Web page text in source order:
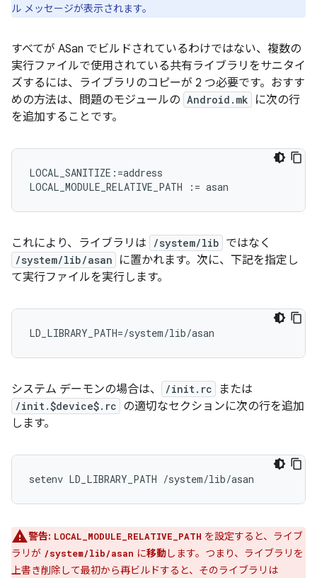
ル メッセージが表示されます。
すべてが ASan でビルドされているわけではない、複数の
実行ファイルで使用されている共有ライブラリをサニタイ
ズするには、ライブラリのコピーが 2 つ必要です。おすす
めの方法は、問題のモジュールの Android.mk
に次の行
を追加することです。
LOCAL_SANITIZE:=address
これにより、ライブラリは /system/lib ではなく
/system/lib/asan
に置かれます。次に、下記を指定し
て実行ファイルを実行します。
LD_LIBRARY_PATH=/system/lib/asan
システム デーモンの場合は、 /init.rc または
/init.$device$.rc の適切なセクションに次の行を追加
します。
警告: LOCAL_MODULE_RELATIVE_PATH を設定すると、ライブ
ラリが /system/lib/asan に移動します。つまり、ライブラリを
上書き削除して最初から再ビルドすると、そのライブラリは